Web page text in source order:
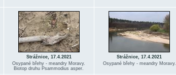
Strážnice, 17.4.2021
Osypané břehy - meandry Moravy.
Biotop druhu Psammodius asper.
Strážnice, 17.4.2021
Osypané břehy - meandry Moravy.